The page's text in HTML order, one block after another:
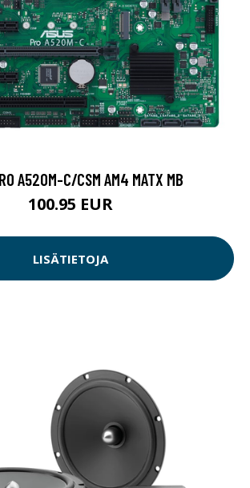
A520M-C/CSM AM4 MATX MB
100.95 EUR
LISÄTIETOJA